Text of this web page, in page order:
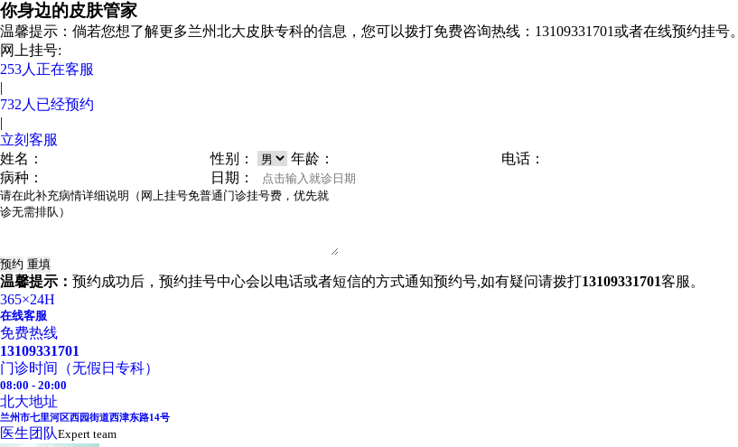
你身边的皮肤管家
温馨提示：倘若您想了解更多兰州北大皮肤专科的信息，您可以拨打免费咨询热线：13109331701或者在线预约挂号。
网上挂号:
253人正在客服
|
732 人已经预约
|
立刻客服
姓名：
性别： 年龄：
电话：
病种：
日期：
温馨提示： 预约成功后，预约挂号中心会以电话或者短信的方式通知预约号,如有疑问请拨打13109331701客服。
365×24H
在线客服
免费热线
13109331701
门诊时间（无假日专科）
08:00 - 20:00
北大地址
兰州市七里河区西园街道西津东路14号
医生团队Expert team